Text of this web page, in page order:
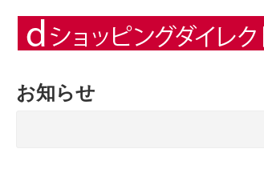
お知らせ